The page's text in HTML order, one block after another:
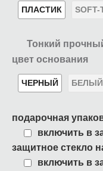
ПЛАСТИК SOFT-
Тонкий
цвет основания
ЧЕРНЫЙ БЕЛЫЙ
подарочная
включить в
защитное стекло
включить в